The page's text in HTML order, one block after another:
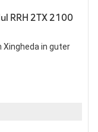
RRH 2TX 2100
Xingheda in guter